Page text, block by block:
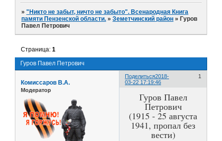
»"Никто не забыт, ничто не забыто". Всенародная Книга
памяти Пензенской области. »Земетчинский район » Гуров
Павел Петрович
Гуров Павел Петрович
Страница:1
Поделиться 1
2018-
03-22 17:19:46
Комиссаров В.А.
Модератор
Гуров Павел
Петрович
(1915 - 25 августа
1941, пропал без
вести)